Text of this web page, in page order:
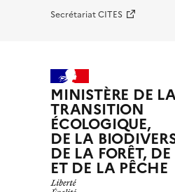
Secrétariat CITES
MINISTÈRE DE
TRANSITION
ÉCOLOGIQUE,
DE LA
DE LA FORÊT,
ET DE LA PÊCHE